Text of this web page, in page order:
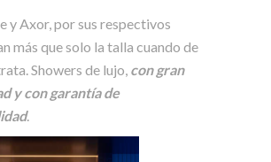
y Axor, por sus respectivos
más que solo la talla cuando de
Showers de lujo, con gran
y con garantía de
.